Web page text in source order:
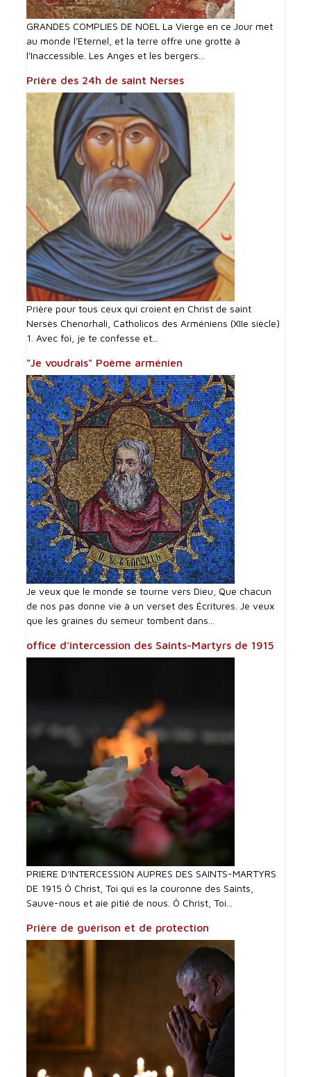
GRANDES COMPLIES DE NOEL La Vierge en ce Jour met
au monde l'Eternel, et la terre offre une grotte à
l'Inaccessible. Les Anges et les bergers...
Prière des 24h de saint Nerses
Prière pour tous ceux qui croient en Christ de saint
Nersès Chenorhali, Catholicos des Arméniens (XIIe siècle)
1. Avec foi, je te confesse et...
"Je voudrais" Poème arménien
Je veux que le monde se tourne vers Dieu, Que chacun
de nos pas donne vie à un verset des Écritures. Je veux
que les graines du semeur tombent dans...
office d'intercession des Saints-Martyrs de 1915
PRIERE D'INTERCESSI0N AUPRES DES SAINTS-MARTYRS
DE 1915 Ô Christ, Toi qui es la couronne des Saints,
Sauve-nous et aie pitié de nous. Ô Christ, Toi...
Prière de guérison et de protection